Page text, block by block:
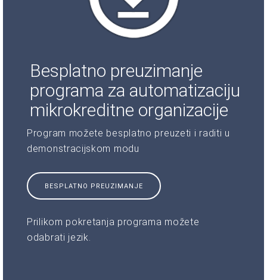
Besplatno preuzimanje
programa za automatizaciju
mikrokreditne organizacije
Program možete besplatno preuzeti i raditi u
demonstracijskom modu
BESPLATNO PREUZIMANJE
Prilikom pokretanja programa možete
odabrati jezik.